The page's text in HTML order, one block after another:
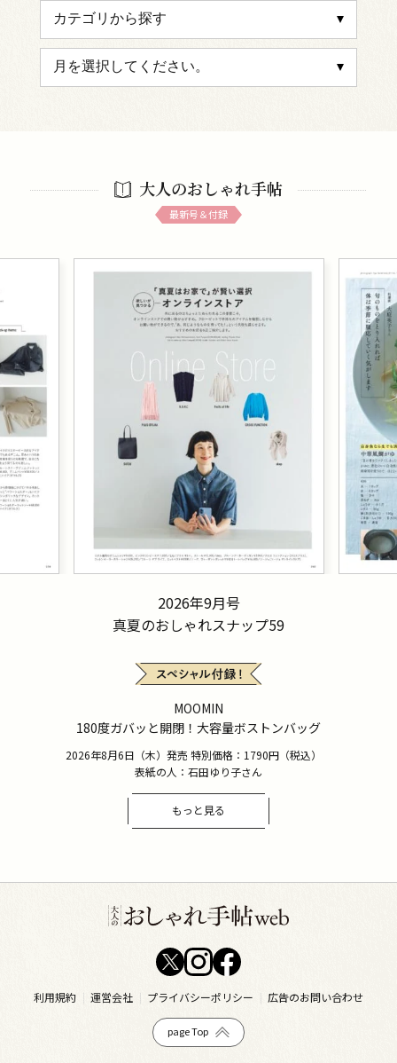
大人のおしゃれ手帖
最新号＆付録
2026年9月号
真夏のおしゃれスナップ59
MOOMIN
180度ガバッと開閉！大容量ボストンバッグ
2026年8月6日（木）発売 特別価格：1790円（税込）
表紙の人：石田ゆり子さん
もっと見る
利用規約 運営会社 プライバシーポリシー 広告のお問い合わせ
page Top